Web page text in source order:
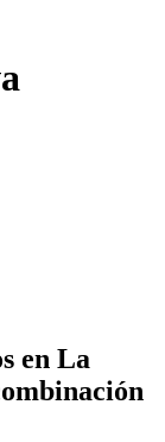
en La